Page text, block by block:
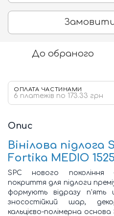
До обраного
ОПЛАТА ЧАСТИНАМИ
6 платежів по 173.33 грн
Опис
Вінілова підлога
Fortika MEDIO
SPC нового покоління
покриття для підлоги
формують відразу п'ять
зносостійкий шар,
кальцієво-полімерна основа